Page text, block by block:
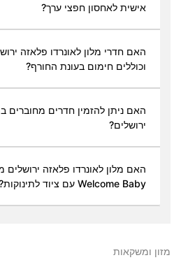
אישית לאחסון חפצי ערך?
האם חדרי מלון לאונרדו פלאזה
וכוללים חימום בעונת החורף?
האם ניתן להזמין חדרים מחוברים
ירושלים?
האם מלון לאונרדו פלאזה ירושלים
Welcome Baby עם ציוד לתינוקות?
מזון ומשקאות